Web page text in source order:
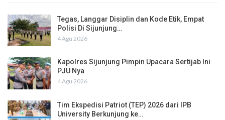
Tegas, Langgar Disiplin dan Kode Etik, Empat
Polisi Di Sijunjung…
4 Agu 2026
Kapolres Sijunjung Pimpin Upacara Sertijab Ini
PJU Nya
4 Agu 2026
Tim Ekspedisi Patriot (TEP) 2026 dari IPB
University Berkunjung ke…